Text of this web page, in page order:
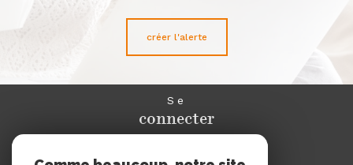
créer l'alerte
Se
connecter